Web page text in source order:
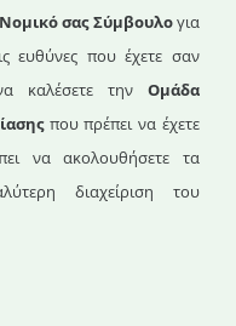
Νομικό σας Σύμβουλογια
ευθύνες που έχετε σαν
καλέσετε την Oμάδα
που πρέπει να έχετε
να ακολουθήσετε τα
διαχείριση του